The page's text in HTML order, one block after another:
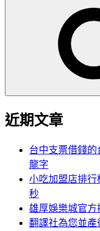
近期文章
台中支票借錢
龍字
小吃加盟店排行
秒
雄厚娛樂城官方
翻譯社為您並